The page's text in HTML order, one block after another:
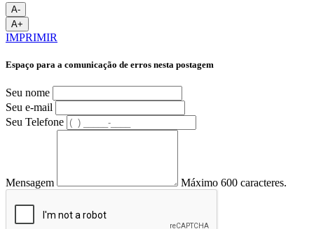
A-
A+
IMPRIMIR
Espaço para a comunicação de erros nesta postagem
Seu nome
Seu e-mail
Seu Telefone
Mensagem Máximo 600 caracteres.